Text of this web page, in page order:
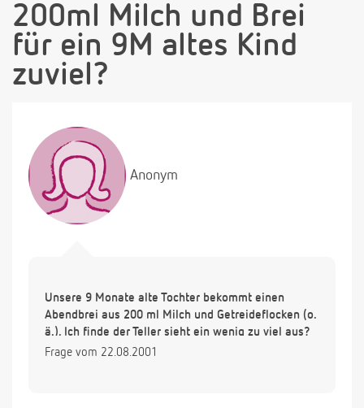
200ml Milch und Brei
für ein 9M altes Kind
zuviel?
Anonym
Unsere 9 Monate alte Tochter bekommt einen
Abendbrei aus 200 ml Milch und Getreideflocken (o.
ä.). Ich finde der Teller sieht ein wenig zu viel aus?
Frage vom 22.08.2001